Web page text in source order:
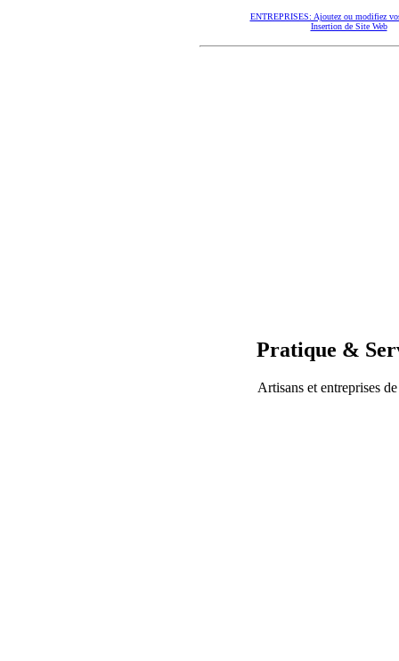
ENTREPRISES: Ajoutez ou modifiez
Insertion de Site Web
Pratique &
Artisans et entreprises